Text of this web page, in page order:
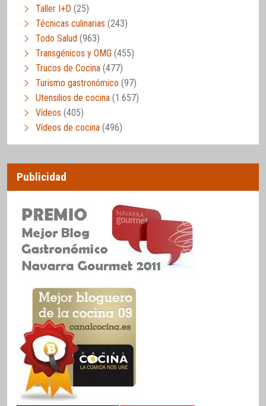
Taller I+D (25)
Técnicas culinarias (243)
Todo Salud (963)
Transgénicos y OMG (455)
Trucos de Cocina (477)
Turismo gastronómico (97)
Utensilios de cocina (1.657)
Vídeos (405)
Vídeos de cocina (496)
Publicidad